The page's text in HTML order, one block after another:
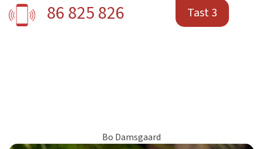
86 825 826 Tast 3
Bo Damsgaard